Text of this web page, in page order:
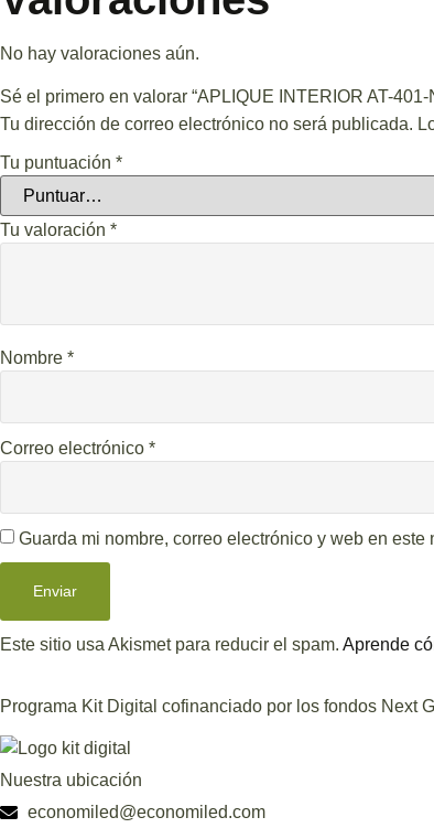
No hay valoraciones aún.
Sé el primero en valorar “APLIQUE INTERIOR AT-
Tu dirección de correo electrónico no será publicada.
Tu puntuación *
Tu valoración *
Nombre *
Correo electrónico *
Guarda mi nombre, correo electrónico y web en
Este sitio usa Akismet para reducir el spam. Aprende
Programa Kit Digital cofinanciado por los fondos Next
Nuestra ubicación
economiled@economiled.com